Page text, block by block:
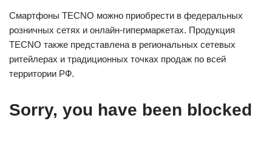
Смартфоны TECNO можно приобрести в федеральных
розничных сетях и онлайн-гипермаркетах. Продукция
TECNO также представлена в региональных сетевых
ритейлерах и традиционных точках продаж по всей
территории РФ.
Sorry, you have been blocked